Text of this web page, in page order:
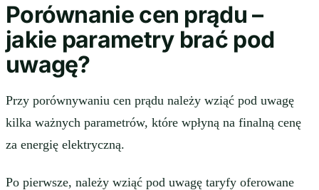
Porównanie cen prądu –
jakie parametry brać pod
uwagę?
Przy porównywaniu cen prądu należy wziąć pod uwagę
kilka ważnych parametrów, które wpłyną na finalną cenę
za energię elektryczną.
Po pierwsze, należy wziąć pod uwagę taryfy oferowane